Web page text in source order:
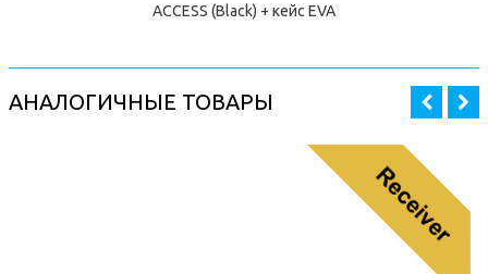
ACCESS (Black) + кейс EVA
АНАЛОГИЧНЫЕ ТОВАРЫ